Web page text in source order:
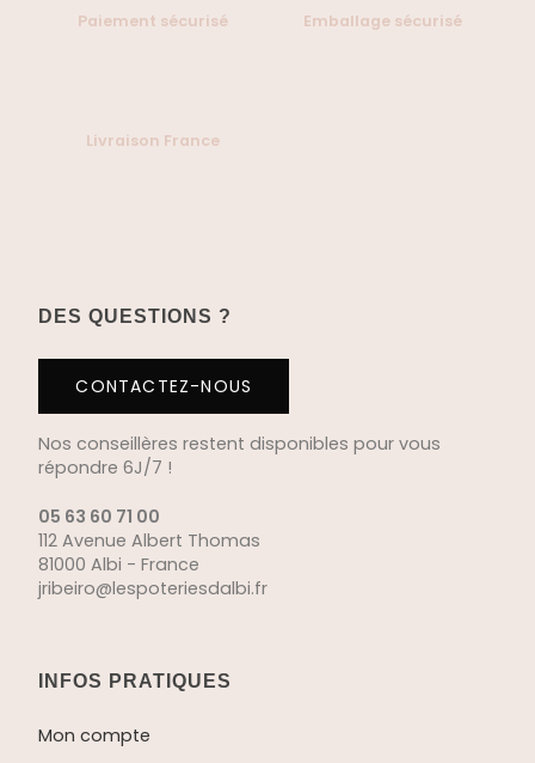
Paiement sécurisé Emballage sécurisé
Livraison France
DES QUESTIONS ?
CONTACTEZ-NOUS
Nos conseillères restent disponibles pour vous
répondre 6J/7 !
05 63 60 71 00
112 Avenue Albert Thomas
81000 Albi - France
jribeiro@lespoteriesdalbi.fr
INFOS PRATIQUES
Mon compte